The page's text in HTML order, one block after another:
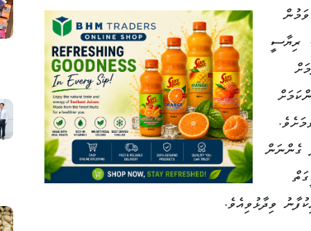
ރިޔާސީ
ގެންނަން
ވިދާޅުވިއެވެ.